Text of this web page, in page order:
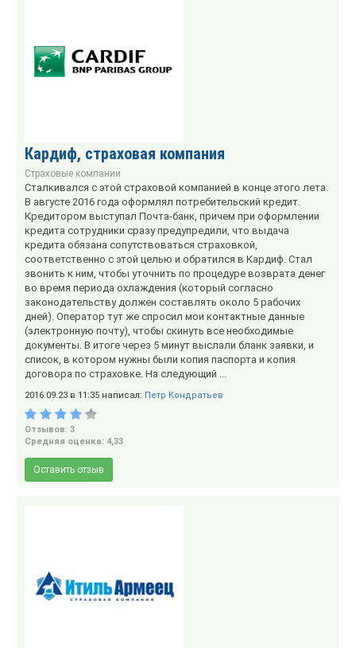
Кардиф, страховая компания
Страховые компании
Сталкивался с этой страховой компанией в конце этого лета.
В августе 2016 года оформлял потребительский кредит.
Кредитором выступал Почта-банк, причем при оформлении
кредита сотрудники сразу предупредили, что выдача
кредита обязана сопутствоваться страховкой,
соответственно с этой целью и обратился в Кардиф. Стал
звонить к ним, чтобы уточнить по процедуре возврата денег
во время периода охлаждения (который согласно
законодательству должен составлять около 5 рабочих
дней). Оператор тут же спросил мои контактные данные
(электронную почту), чтобы скинуть все необходимые
документы. В итоге через 5 минут выслали бланк заявки, и
список, в котором нужны были копия паспорта и копия
договора по страховке. На следующий ...
2016.09.23 в 11:35 написал: Петр Кондратьев
Отзывов: 3
Средняя оценка: 4,33
Оставить отзыв